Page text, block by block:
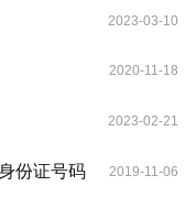
2023-03-10
2020-11-18
2023-02-21
份证号码 2019-11-06